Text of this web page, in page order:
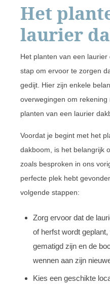
Het
laurier
Het planten van een
stap om ervoor te zorgen
gedijt. Hier zijn enkele
overwegingen om
planten van een laurier
Voordat je begint met het
dakboom, is het belangrijk
zoals besproken in ons
perfecte plek hebt
volgende stappen:
Zorg ervoor dat de
of herfst wordt
gematigd zijn en de
wennen aan zijn
Kies een geschikte